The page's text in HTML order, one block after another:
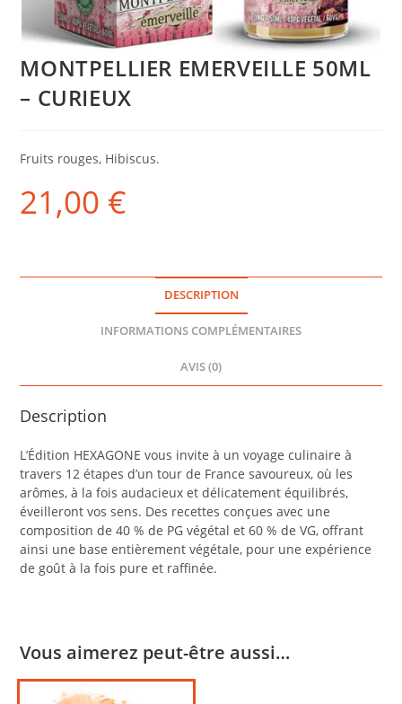
MONTPELLIER EMERVEILLE 50ML
– CURIEUX
Fruits rouges, Hibiscus.
21,00 €
DESCRIPTION
INFORMATIONS COMPLÉMENTAIRES
AVIS (0)
Description
L’Édition HEXAGONE vous invite à un voyage culinaire à
travers 12 étapes d’un tour de France savoureux, où les
arômes, à la fois audacieux et délicatement équilibrés,
éveilleront vos sens. Des recettes conçues avec une
composition de 40 % de PG végétal et 60 % de VG, offrant
ainsi une base entièrement végétale, pour une expérience
de goût à la fois pure et raffinée.
Vous aimerez peut-être aussi…